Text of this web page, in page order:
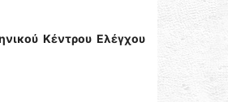
Κέντρου Ελέγχου